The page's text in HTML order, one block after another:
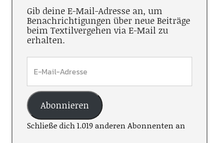
Gib deine E-Mail-Adresse an, um
Benachrichtigungen über neue Beiträge
beim Textilvergehen via E-Mail zu
erhalten.
Abonnieren
Schließe dich 1.019 anderen Abonnenten an